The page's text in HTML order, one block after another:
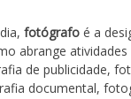
fotógrafo é a
abrange
de publicidade,
documental,